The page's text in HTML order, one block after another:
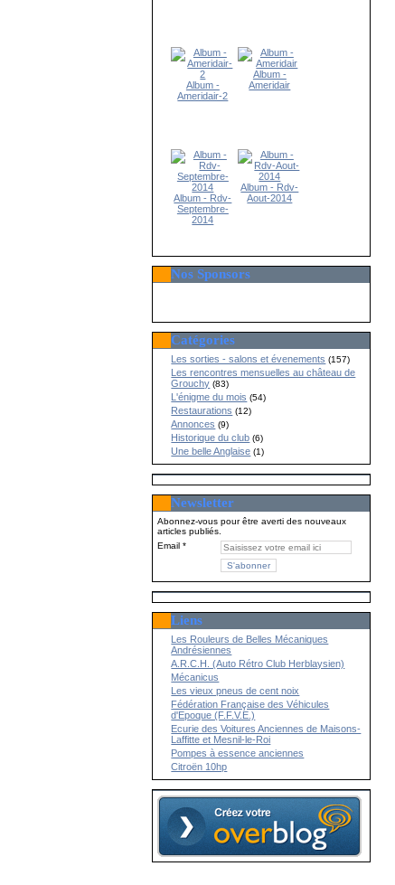
Album -
Ameridair-2
Album -
Ameridair
Album - Rdv-
Septembre-
2014
Album - Rdv-
Aout-2014
Nos Sponsors
Catégories
Les sorties - salons et évenements (157)
Les rencontres mensuelles au château de
Grouchy (83)
L'énigme du mois (54)
Restaurations (12)
Annonces (9)
Historique du club (6)
Une belle Anglaise (1)
Newsletter
Abonnez-vous pour être averti des nouveaux
articles publiés.
Email
Liens
Les Rouleurs de Belles Mécaniques
Andrésiennes
A.R.C.H. (Auto Rétro Club Herblaysien)
Mécanicus
Les vieux pneus de cent noix
Fédération Française des Véhicules
d'Epoque (F.F.V.E.)
Ecurie des Voitures Anciennes de Maisons-
Laffitte et Mesnil-le-Roi
Pompes à essence anciennes
Citroën 10hp